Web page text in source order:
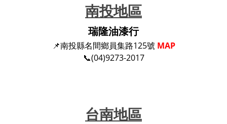
南投地區
瑞隆油漆行
📌南投縣名間鄉員集路125號 MAP
📞(04)9273-2017
台南地區